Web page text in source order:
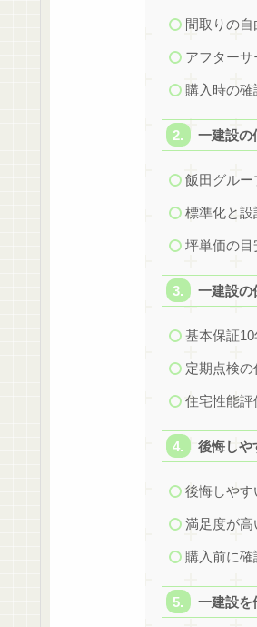
間取りの
アフター
購入時の
一建設の
飯田グル
標準化と設
坪単価の
一建設の
基本保証
定期点検
住宅性能評
後悔しや
後悔しや
満足度が高
購入前に確
一建設を